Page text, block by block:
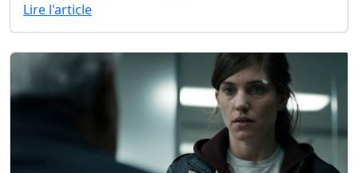
Lire l'article